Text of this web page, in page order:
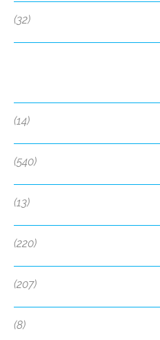
(32)
(14)
(540)
(13)
(220)
(207)
(8)